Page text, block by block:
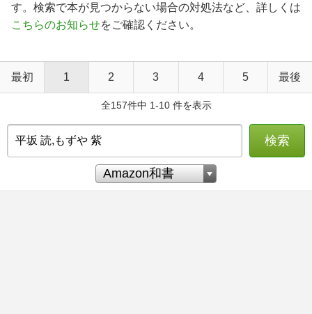
す。検索で本が見つからない場合の対処法など、詳しくは
こちらのお知らせをご確認ください。
最初 1 2 3 4 5 最後
全157件中 1-10 件を表示
検索